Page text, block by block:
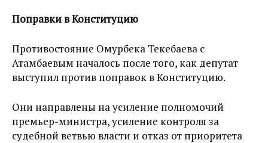
Поправки в Конституцию
Противостояние Омурбека Текебаева с
Атамбаевым началось после того, как депутат
выступил против поправок в Конституцию.
Они направлены на усиление полномочий
премьер-министра, усиление контроля за
судебной ветвью власти и отказ от приоритета